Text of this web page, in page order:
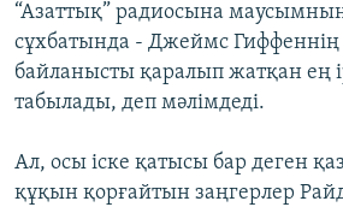
“Азаттық” радиосына
сұхбатында - Джеймс Гиффеннің
байланысты қаралып жатқан ең
табылады, деп мәлімдеді.
Ал, осы іске қатысы бар деген
құқын қорғайтын заңгерлер